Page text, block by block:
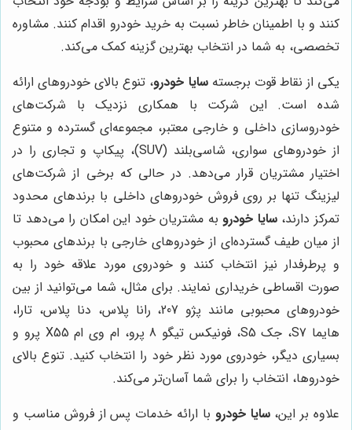
کنند و با اطمینان خاطر نسبت به خرید خودرو اقدام کنند. مشاوره
تخصصی، به شما در انتخاب بهترین گزینه کمک می‌کند.
یکی از نقاط قوت برجستهسایا خودرو، تنوع بالای خودروهای ارائه
شده است. این شرکت با همکاری نزدیک با شرکت‌های
خودروسازی داخلی و خارجی معتبر، مجموعه‌ای گسترده و متنوع
از خودروهای سواری، شاسی‌بلند (SUV)، پیکاپ و تجاری را در
اختیار مشتریان قرار می‌دهد. در حالی که برخی از شرکت‌های
لیزینگ تنها بر روی فروش خودروهای داخلی با برندهای محدود
تمرکز دارند،سایا خودرو به مشتریان خود این امکان را می‌دهد تا
از میان طیف گسترده‌ای از خودروهای خارجی با برندهای محبوب
و پرطرفدار نیز انتخاب کنند و خودروی مورد علاقه خود را به
صورت اقساطی خریداری نمایند. برای مثال، شما می‌توانید از بین
خودروهای محبوبی مانند پژو 207، رانا پلاس، دنا پلاس، تارا،
هایما S7، جک S5، فونیکس تیگو 8 پرو، ام وی ام X55 پرو و
بسیاری دیگر، خودروی مورد نظر خود را انتخاب کنید. تنوع بالای
خودروها، انتخاب را برای شما آسان‌تر می‌کند.
علاوه بر این،سایا خودرو با ارائه خدمات پس از فروش مناسب و